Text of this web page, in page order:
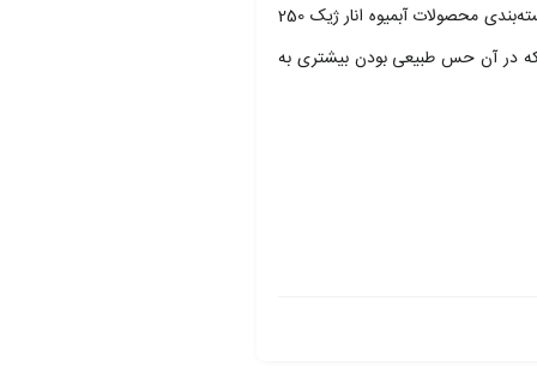
صنایع مواد غذایی کوهک با برند ژیک در تولید آبمیوه‌ها با طعم‌های مختلف و بسته‌بندی آن‌ها نوآوری به‌خرج می‌دهد و مخاطب اصلی آن نسل جوان است. بسته‌بند‌ی محصولات آبمیوه انار ژیک 250
که در آن حس طبیعی بودن بیشتری به